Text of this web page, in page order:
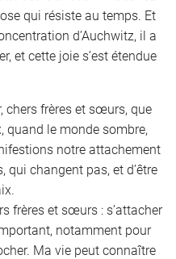
qui résiste au temps. Et
d’Auchwitz, il a
et cette joie s’est étendue
chers frères et sœurs, que
quand le monde sombre,
notre attachement
qui changent pas, et d’être
frères et sœurs : s’attacher
notamment pour
Ma vie peut connaître